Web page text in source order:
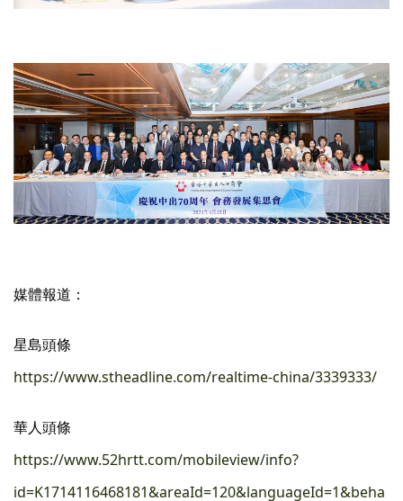
媒體報道：
星島頭條
https://www.stheadline.com/realtime-china/3339333/
華人頭條
https://www.52hrtt.com/mobileview/info?
id=K1714116468181&areaId=120&languageId=1&beha